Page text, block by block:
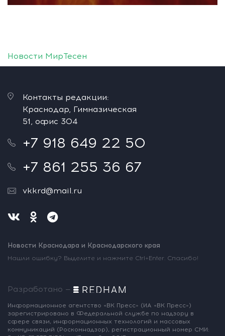
Новости МирТесен
Контакты редакции:
Краснодар, Гимназическая
51, офис 304
+7 918 649 22 50
+7 861 255 36 67
vkkrd@mail.ru
Новости Краснодара и Краснодарского края
Нашли ошибку? Выделите и нажмите Ctrl+Enter. Спасибо!
Разработано —
Информационное агентство «ВК Пресс» (ИА «ВК Пресс»)
зарегистрировано в Федеральной службе по надзору в
сфере связи, информационных технологий и массовых
коммуникаций (Роскомнадзор), регистрационный номер СМИ: